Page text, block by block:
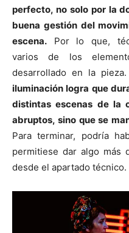
perfecto, no solo por la
buena gestión del
escena. Por lo que,
varios de los
desarrollado en la
iluminación logra que
distintas escenas de la
abruptos, sino que se
Para terminar, podría
permitiese dar algo más
desde el apartado técnico.